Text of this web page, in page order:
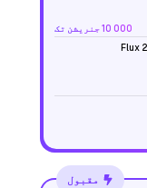
10 000 جنریشن تک
Flux
مقبول